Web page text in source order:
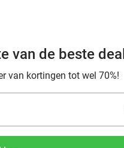
van de beste
van kortingen tot wel 70%!